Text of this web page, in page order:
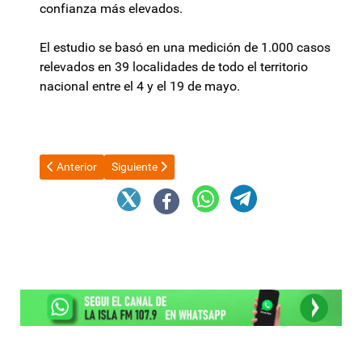
confianza más elevados.
El estudio se basó en una medición de 1.000 casos
relevados en 39 localidades de todo el territorio
nacional entre el 4 y el 19 de mayo.
Artículo anterior: Máximo Kirchner acusó a Macri de
Anterior Artículo siguiente: “La Patria se hace desde la
Siguiente